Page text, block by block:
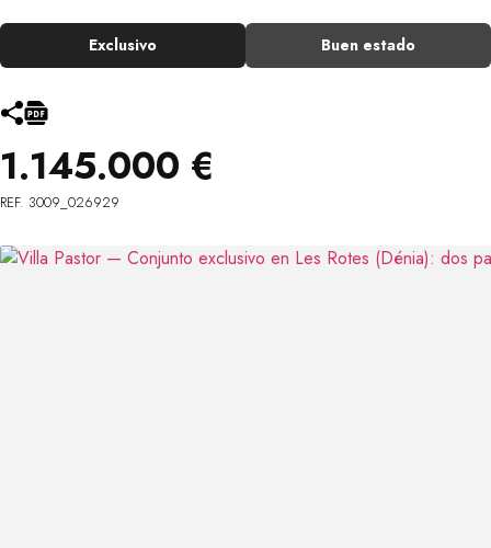
Exclusivo Buen estado
1.145.000 €
REF. 3009_026929